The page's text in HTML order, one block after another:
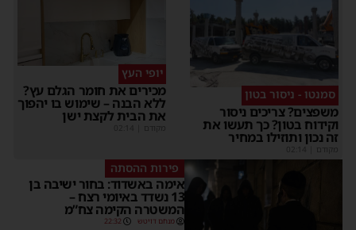
סמנטו - ניסור בטון
משפצים? צריכים ניסור
וקידוח בטון? כך תעשו את
זה נכון ותוזילו במחיר
יופי העץ
מכירים את חומר הגלם עץ?
ללא הבנה – שימוש בו יהפוך
את הבית לקצת ישן
פירות ההסתה
אימה באשדוד: בחור ישיבה בן
13 נשדד באיומי רצח –
המשטרה הקימה צח”מ
מנחם דויטש 22:32